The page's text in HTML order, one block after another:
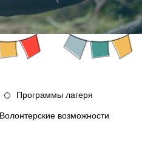
Программы лагеря
Волонтерские возможности